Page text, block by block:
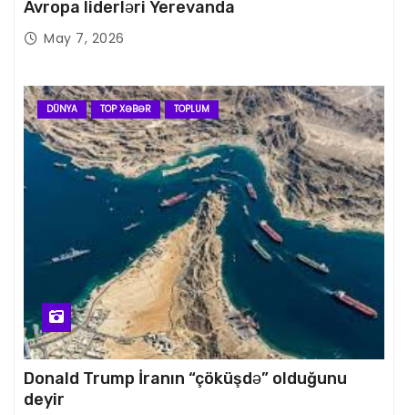
Avropa liderləri Yerevanda
May 7, 2026
DÜNYA TOP XƏBƏR TOPLUM
Donald Trump İranın “çöküşdə” olduğunu
deyir